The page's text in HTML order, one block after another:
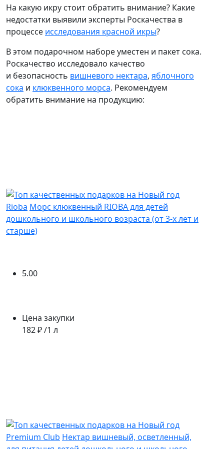
На какую икру стоит обратить внимание? Какие
недостатки выявили эксперты Роскачества в
процессе исследования красной икры?
В этом подарочном наборе уместен и пакет сока.
Роскачество исследовало качество
и безопасность вишневого нектара, яблочного
сока и клюквенного морса. Рекомендуем
обратить внимание на продукцию:
Rioba Морс клюквенный RIOBA для детей
дошкольного и школьного возраста (от 3-х лет и
старше)
5.00
Цена закупки
182 ₽ /1 л
Premium Club Нектар вишневый, осветленный,